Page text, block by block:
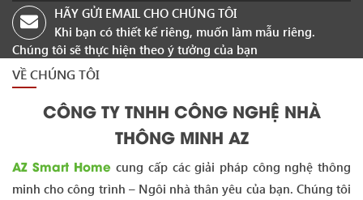
HÃY GỬI EMAIL CHO CHÚNG TÔI
Khi bạn có thiết kế riêng, muốn làm mẫu riêng.
Chúng tôi sẽ thực hiện theo ý tưởng của bạn
VỀ CHÚNG TÔI
CÔNG TY TNHH CÔNG NGHỆ NHÀ
THÔNG MINH AZ
AZ Smart Home cung cấp các giải pháp công nghệ thông
minh cho công trình – Ngôi nhà thân yêu của bạn. Chúng tôi